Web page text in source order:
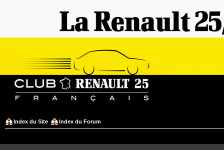
Index du Site Index du Forum